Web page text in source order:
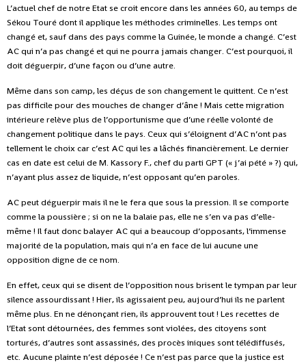
L’actuel chef de notre Etat se croit encore dans les années 60, au temps de
Sékou Touré dont il applique les méthodes criminelles. Les temps ont
changé et, sauf dans des pays comme la Guinée, le monde a changé. C’est
AC qui n’a pas changé et qui ne pourra jamais changer. C’est pourquoi, il
doit déguerpir, d’une façon ou d’une autre.
Même dans son camp, les déçus de son changement le quittent. Ce n’est
pas difficile pour des mouches de changer d’âne ! Mais cette migration
intérieure relève plus de l’opportunisme que d’une réelle volonté de
changement politique dans le pays. Ceux qui s’éloignent d’AC n’ont pas
tellement le choix car c’est AC qui les a lâchés financièrement. Le dernier
cas en date est celui de M. Kassory F., chef du parti GPT (« j’ai pété » ?) qui,
n’ayant plus assez de liquide, n’est opposant qu’en paroles.
AC peut déguerpir mais il ne le fera que sous la pression. Il se comporte
comme la poussière ; si on ne la balaie pas, elle ne s’en va pas d’elle-
même ! Il faut donc balayer AC qui a beaucoup d’opposants, l’immense
majorité de la population, mais qui n’a en face de lui aucune une
opposition digne de ce nom.
En effet, ceux qui se disent de l’opposition nous brisent le tympan par leur
silence assourdissant ! Hier, ils agissaient peu, aujourd’hui ils ne parlent
même plus. En ne dénonçant rien, ils approuvent tout ! Les recettes de
l’Etat sont détournées, des femmes sont violées, des citoyens sont
torturés, d’autres sont assassinés, des procès iniques sont télédiffusés,
etc. Aucune plainte n’est déposée ! Ce n’est pas parce que la justice est